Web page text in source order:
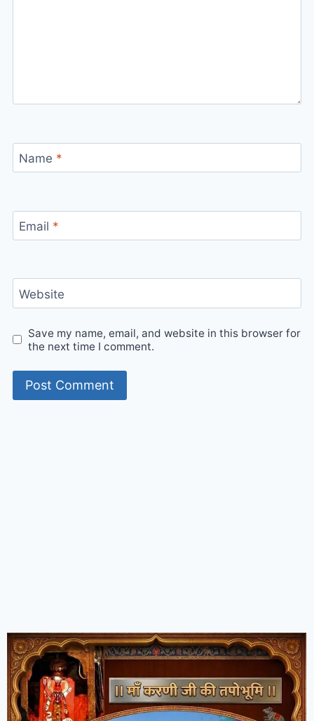
Name *
Email *
Website
Save my name, email, and website in this browser for
the next time I comment.